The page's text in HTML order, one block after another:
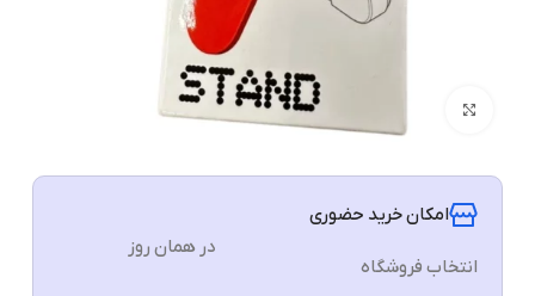
برای بزرگنمایی کلیک کنید
امکان خرید حضوری
انتخاب فروشگاه
در همان روز